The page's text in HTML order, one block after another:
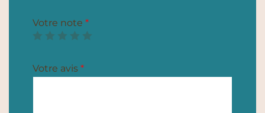
Votre note *
Votre avis *